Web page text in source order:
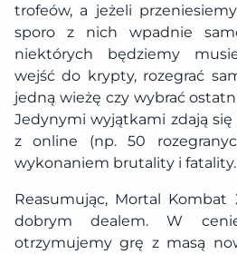
trofeów, a jeżeli
sporo z nich wpadnie
niektórych będziemy
wejść do krypty, rozegrać
jedną wieżę czy wybrać
Jedynymi wyjątkami zdają się
z online (np. 50
wykonaniem brutality i fatality.
Reasumując, Mortal
dobrym dealem. W
otrzymujemy grę z masą